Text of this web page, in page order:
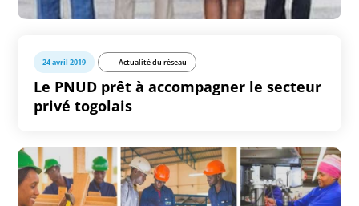
24 avril 2019 Actualité du réseau
Le PNUD prêt à accompagner le secteur
privé togolais